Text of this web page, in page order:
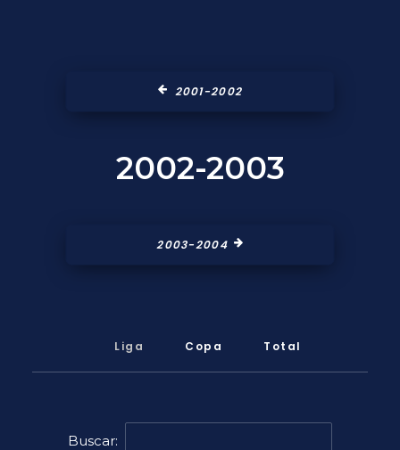
2001-2002
2002-2003
2003-2004
Liga Copa Total
Buscar: